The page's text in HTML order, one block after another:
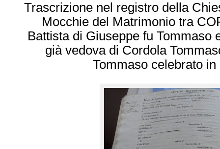
Trascrizione nel registro della
Mocchie del Matrimonio tra
Battista di Giuseppe fu Tommaso
già vedova di Cordola
Tommaso celebrato in